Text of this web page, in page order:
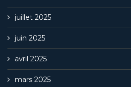
juillet 2025
juin 2025
avril 2025
mars 2025